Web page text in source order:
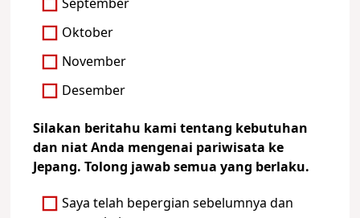
September
Oktober
November
Desember
Silakan beritahu kami tentang kebutuhan
dan niat Anda mengenai pariwisata ke
Jepang. Tolong jawab semua yang berlaku.
Saya telah bepergian sebelumnya dan